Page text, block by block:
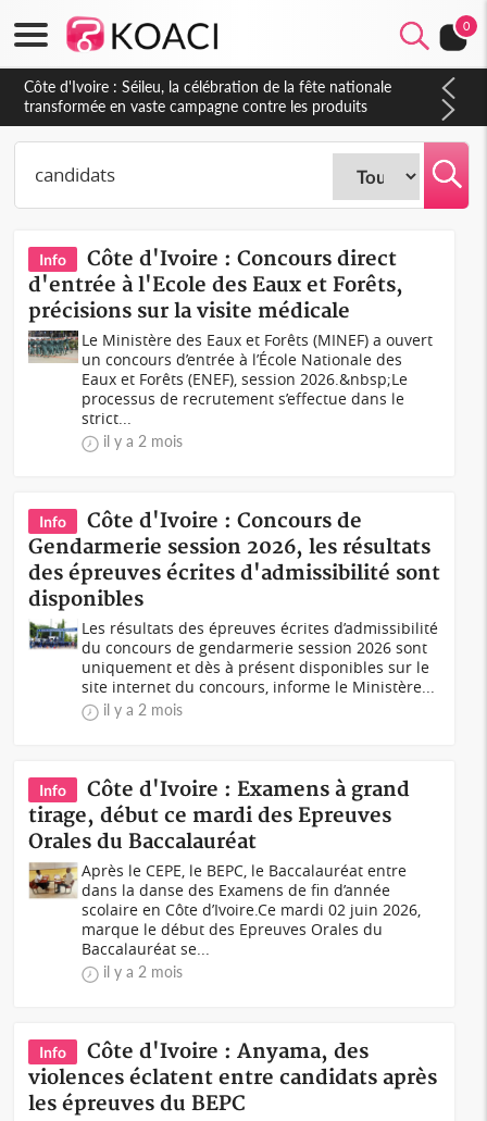
0
Côte d'Ivoire : Séileu, la célébration de la fête nationale
transformée en vaste campagne contre les produits
dépigmentants dangereux
Info
Côte d'Ivoire : Concours direct
d'entrée à l'Ecole des Eaux et Forêts,
précisions sur la visite médicale
Le Ministère des Eaux et Forêts (MINEF) a ouvert
un concours d’entrée à l’École Nationale des
Eaux et Forêts (ENEF), session 2026.&nbsp;Le
processus de recrutement s’effectue dans le
strict...
il y a 2 mois
Info
Côte d'Ivoire : Concours de
Gendarmerie session 2026, les résultats
des épreuves écrites d'admissibilité sont
disponibles
Les résultats des épreuves écrites d’admissibilité
du concours de gendarmerie session 2026 sont
uniquement et dès à présent disponibles sur le
site internet du concours, informe le Ministère...
il y a 2 mois
Info
Côte d'Ivoire : Examens à grand
tirage, début ce mardi des Epreuves
Orales du Baccalauréat
Après le CEPE, le BEPC, le Baccalauréat entre
dans la danse des Examens de fin d’année
scolaire en Côte d’Ivoire.Ce mardi 02 juin 2026,
marque le début des Epreuves Orales du
Baccalauréat se...
il y a 2 mois
Info
Côte d'Ivoire : Anyama, des
violences éclatent entre candidats après
les épreuves du BEPC